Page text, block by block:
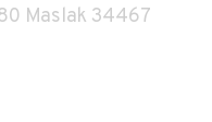
Maslak 34467